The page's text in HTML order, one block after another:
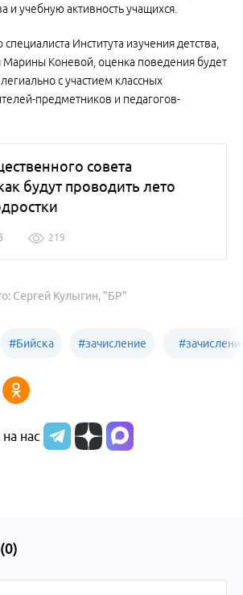
и учебную активность учащихся.
Института изучения детства,
Марины Коневой, оценка поведения будет
с участием классных
предметников и педагогов-
совета
будут проводить лето
219
Сергей Кулыгин, "БР"
#Бийска #зачисление #
нас
0)